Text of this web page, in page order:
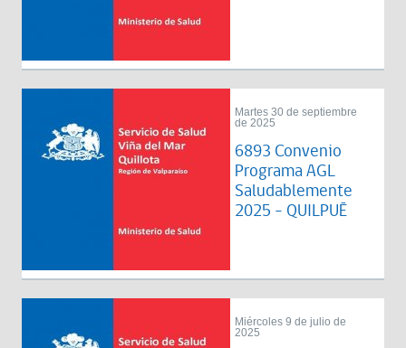
Martes 30 de septiembre
de 2025
6893 Convenio
Programa AGL
Saludablemente
2025 - QUILPUÉ
Miércoles 9 de julio de
2025